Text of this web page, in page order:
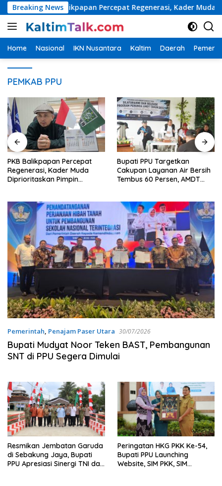
Langsung
ke
konten
Breaking News
PKB Balikpapan Percepat Regenerasi, Kader Muda
Home Nasional IKN Nusantara Kaltim Daerah
PEMKAB PPU
PKB Balikpapan Percepat
Regenerasi, Kader Muda
Diprioritaskan Pimpin
Bupati PPU Targetkan
Cakupan Layanan Air Bersih
Tembus 60 Persen, AMDT
Pemerintah, Penajam Paser Utara 30/07/2026
Bupati Mudyat Noor Teken BAST, Pembangunan
SNT di PPU Segera Dimulai
Resmikan Jembatan Garuda
di Sebakung Jaya, Bupati
PPU Apresiasi Sinergi TNI dan
Peringatan HKG PKK Ke-54,
Bupati PPU Launching
Website, SIM PKK, SIM